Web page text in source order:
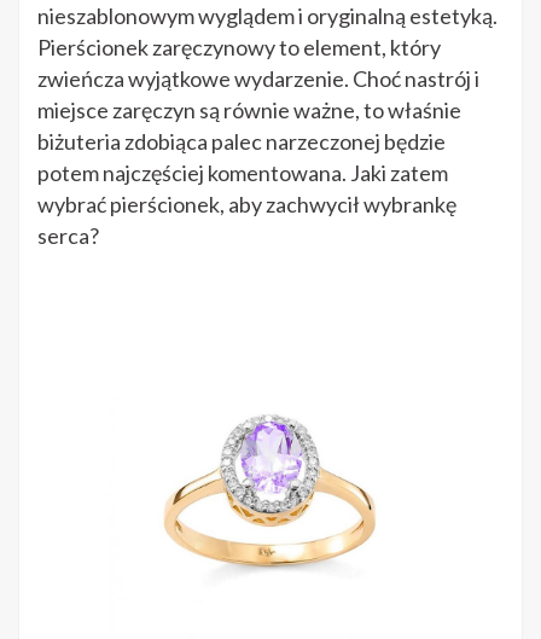
nieszablonowym wyglądem i oryginalną estetyką.
Pierścionek zaręczynowy to element, który
zwieńcza wyjątkowe wydarzenie. Choć nastrój i
miejsce zaręczyn są równie ważne, to właśnie
biżuteria zdobiąca palec narzeczonej będzie
potem najczęściej komentowana. Jaki zatem
wybrać pierścionek, aby zachwycił wybrankę
serca?